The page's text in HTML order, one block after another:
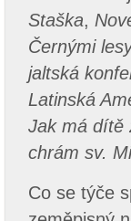
Staška,
Černými
jaltská
Latinská
Jak má dítě
chrám sv.
Co se týče